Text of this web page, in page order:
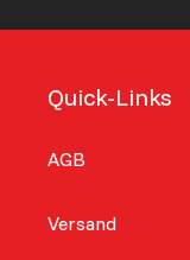
Quick-Links
AGB
Versand